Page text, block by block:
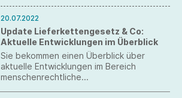
20.07.2022
Update Lieferkettengesetz & Co:
Aktuelle Entwicklungen im Überblick
Sie bekommen einen Überblick über
aktuelle Entwicklungen im Bereich
menschenrechtliche